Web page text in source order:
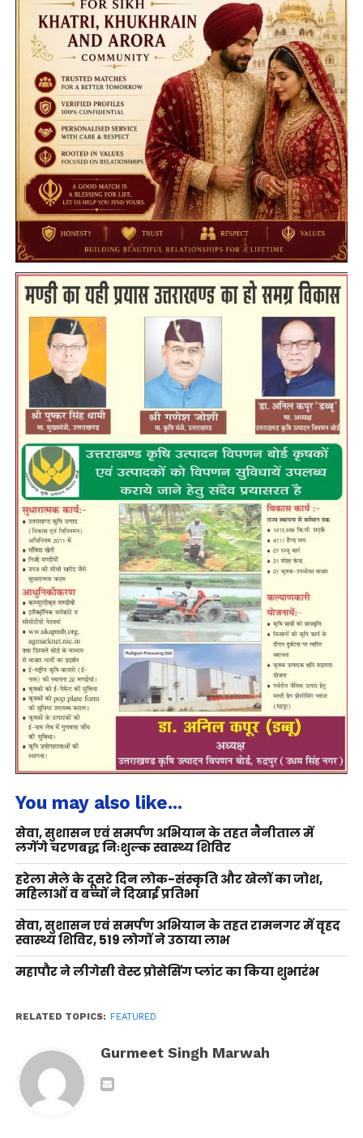
You may also like...
सेवा, सुशासन एवं समर्पण अभियान के तहत नैनीताल में
लगेंगे चरणबद्ध निःशुल्क स्वास्थ्य शिविर
हरेला मेले के दूसरे दिन लोक-संस्कृति और खेलों का जोश,
महिलाओं व बच्चों ने दिखाई प्रतिभा
सेवा, सुशासन एवं समर्पण अभियान के तहत रामनगर में वृहद
स्वास्थ्य शिविर, 519 लोगों ने उठाया लाभ
महापौर ने लीगेसी वेस्ट प्रोसेसिंग प्लांट का किया शुभारंभ
RELATED TOPICS: FEATURED
Gurmeet Singh Marwah